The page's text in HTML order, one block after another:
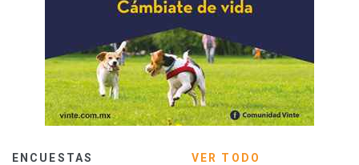
ENCUESTAS VER TODO